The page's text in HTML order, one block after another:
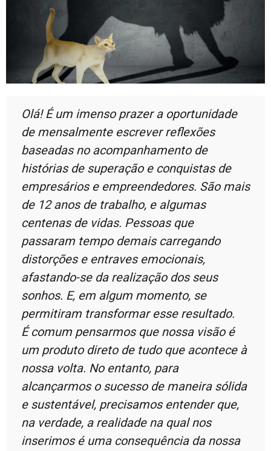
Olá! É um imenso prazer a oportunidade
de mensalmente escrever reflexões
baseadas no acompanhamento de
histórias de superação e conquistas de
empresários e empreendedores. São mais
de 12 anos de trabalho, e algumas
centenas de vidas. Pessoas que
passaram tempo demais carregando
distorções e entraves emocionais,
afastando-se da realização dos seus
sonhos. E, em algum momento, se
permitiram transformar esse resultado.
É comum pensarmos que nossa visão é
um produto direto de tudo que acontece à
nossa volta. No entanto, para
alcançarmos o sucesso de maneira sólida
e sustentável, precisamos entender que,
na verdade, a realidade na qual nos
inserimos é uma consequência da nossa